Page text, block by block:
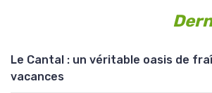
Le Cantal : un véritable oasis de
vacances